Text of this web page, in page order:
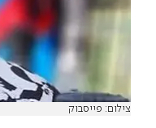
צילום: פייסבוק